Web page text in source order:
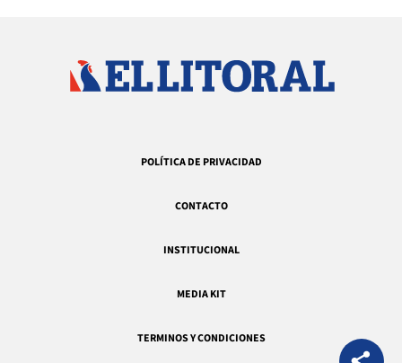
POLÍTICA DE PRIVACIDAD
CONTACTO
INSTITUCIONAL
MEDIA KIT
TERMINOS Y CONDICIONES